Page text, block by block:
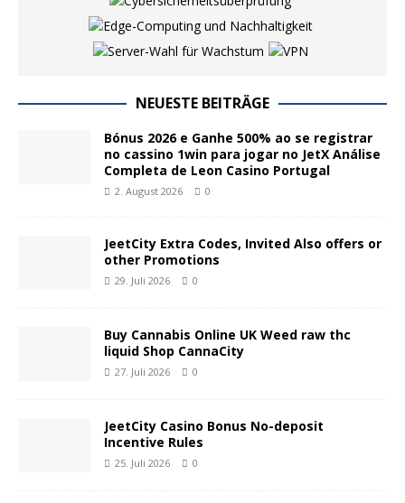
NEUESTE BEITRÄGE
Bónus 2026 e Ganhe 500% ao se registrar
no cassino 1win para jogar no JetX Análise
Completa de Leon Casino Portugal
2. August 2026 0
JeetCity Extra Codes, Invited Also offers or
other Promotions
29. Juli 2026 0
Buy Cannabis Online UK Weed raw thc
liquid Shop CannaCity
27. Juli 2026 0
JeetCity Casino Bonus No-deposit
Incentive Rules
25. Juli 2026 0